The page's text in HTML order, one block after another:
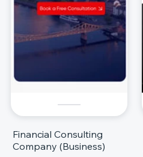
Financial Consulting
Company (Business)